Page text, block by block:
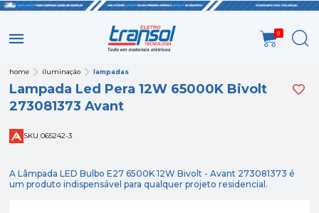
0
home iluminação lampadas
Lampada Led Pera 12W 65000K Bivolt
273081373 Avant
SKU 065242-3
A Lâmpada LED Bulbo E27 6500K 12W Bivolt - Avant 273081373 é
um produto indispensável para qualquer projeto residencial.